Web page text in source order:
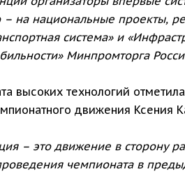
на национальные проекты,
система» и
Минпромторга
высоких технологий
движения Ксения
– это движение в сторону
чемпионата в